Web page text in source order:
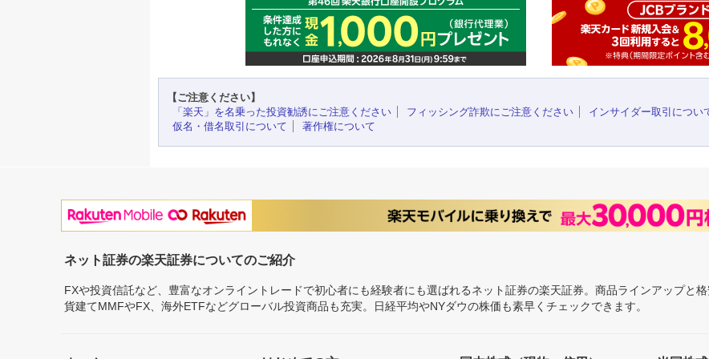
【ご注意ください】
「楽天」を名乗った投資勧誘にご注意ください
フィッシング詐欺にご注意ください インサイダー取引につい
仮名・借名取引について
著作権について
ネット証券の楽天証券についてのご紹介
FXや投資信託など、豊富なオンライントレードで初心者にも経験者にも選ばれるネット証券の楽天証券。商品ラインアップと
貨建てMMFやFX、海外ETFなどグローバル投資商品も充実。日経平均やNYダウの株価も素早くチェックできます。